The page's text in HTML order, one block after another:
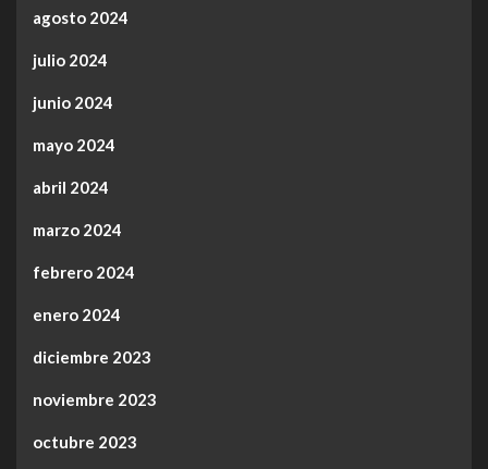
agosto 2024
julio 2024
junio 2024
mayo 2024
abril 2024
marzo 2024
febrero 2024
enero 2024
diciembre 2023
noviembre 2023
octubre 2023